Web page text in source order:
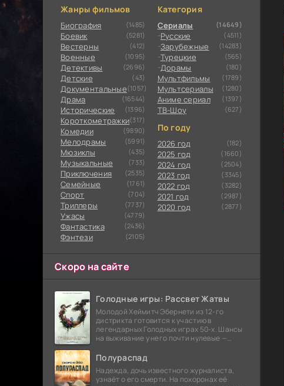
Жанры фильмов
Биография (1485)
Боевик (5281)
Вестерны (412)
Военные (1095)
Детективы (2696)
Детские (43)
Документальные(1057)
Драма (16544)
Исторические (1396)
Короткометражки(317)
Комедии (9890)
Мелодрамы (5991)
Мюзиклы (435)
Музыкальные (733)
Приключения (2535)
Семейные (1761)
Cпорт (704)
Триллеры (7737)
Ужасы (4779)
Фантастика (2436)
Фэнтези (2105)
Категория
Сериалы (14649)
Русские (4511)
Зарубежные (14283)
Турецкие (565)
Дорамы (180)
Мультфильмы (1789)
Мультсериалы (1280)
Аниме сериал (1397)
ТВ-Шоу (627)
По году
2026 год (182)
2025 год (1660)
2024 год (2504)
2023 год (3345)
2022 год (3282)
2021 год (2987)
2020 год (2877)
Скоро на сайте
Голодные игры: Рассвет Жатвы
Молодой Хеймитч Эбернети из 12-го
дистрикта готовится к участию в
легендарных Голодных играх 50-х. Шансы
на выживание у него почти нулевые —
победу еще сорок
Полураспад
Надежда, дочь известного журналиста,
узнаёт о его смерти. На похоронах её